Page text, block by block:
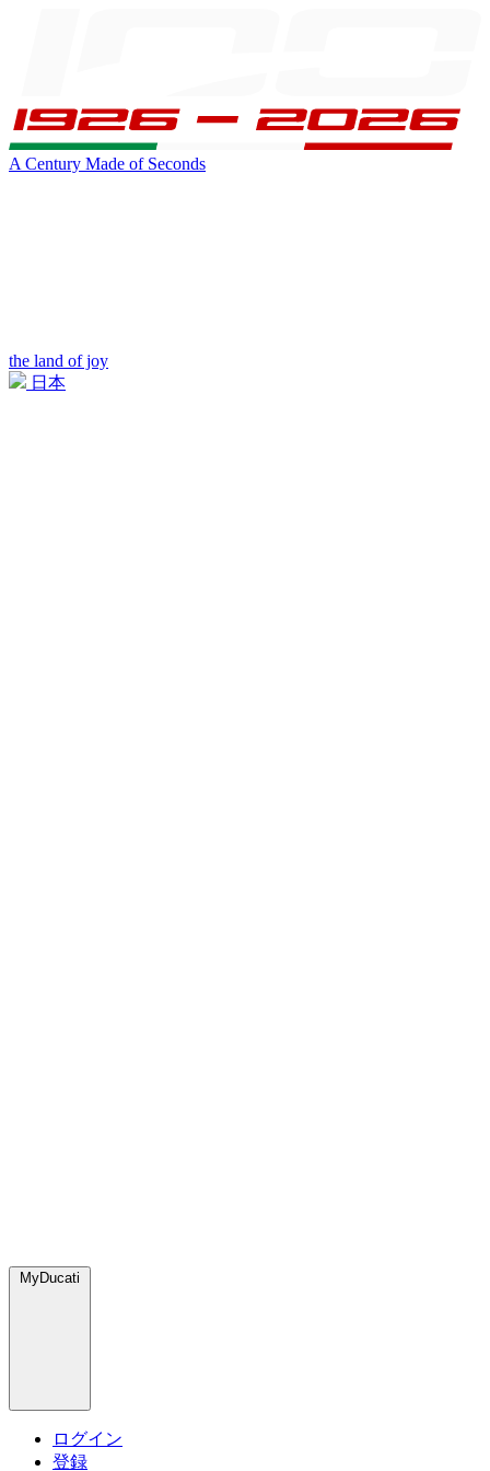
A Century Made of Seconds
the land of joy
日本
MyDucati
ログイン
登録